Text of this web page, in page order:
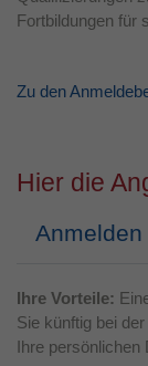
Fortbildungen für
Zu den
Hier die
Anmelden
Ihre Vorteile:
Sie künftig bei
Ihre persönlichen
Laufzeit